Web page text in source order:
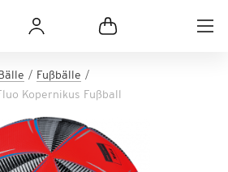
Fußbälle
Kopernikus Fußball